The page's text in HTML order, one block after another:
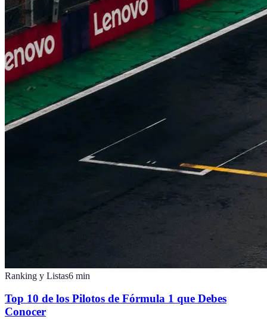
Ranking y Listas6 min
Top 10 de los Pilotos de Fórmula 1 que Debes
Conocer